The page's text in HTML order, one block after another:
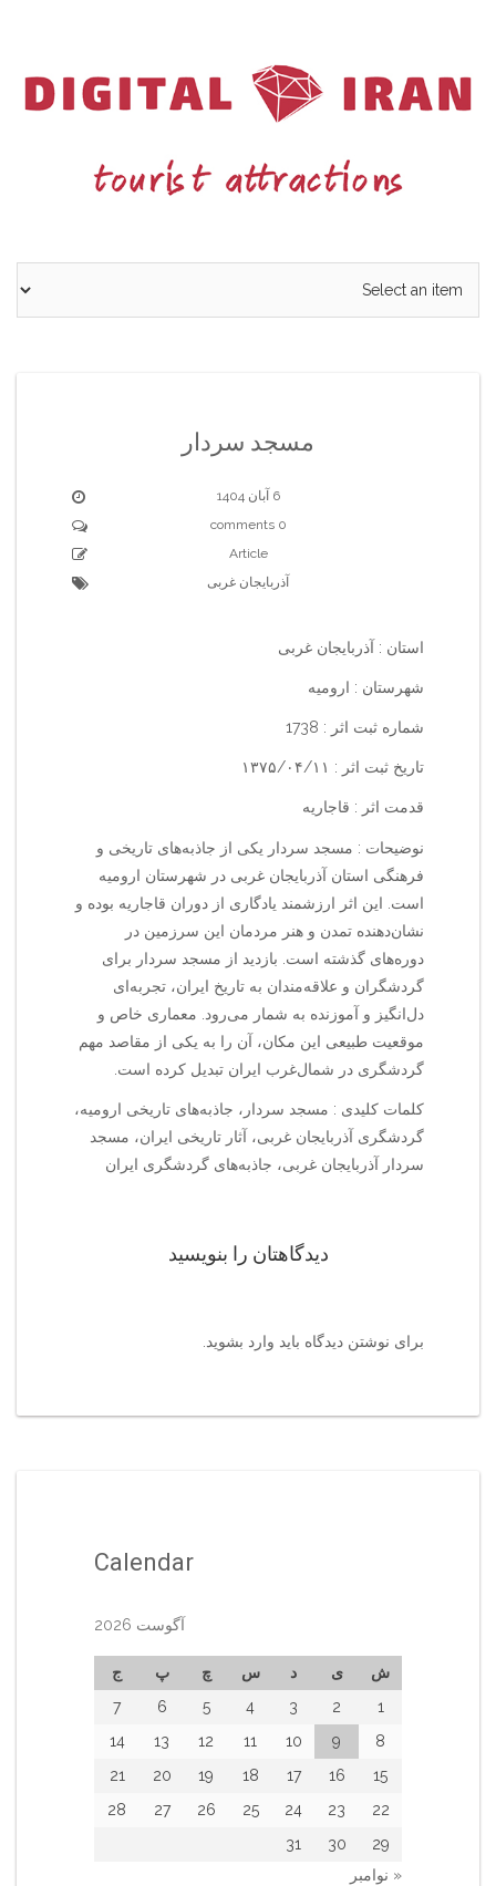
مسجد سردار
6 آبان 1404
0 comments
Article
آذربایجان غربی
استان : آذربایجان غربی
شهرستان : ارومیه
شماره ثبت اثر : 1738
تاریخ ثبت اثر : ۱۳۷۵/۰۴/۱۱
قدمت اثر : قاجاریه
نوضیحات : مسجد سردار یکی از جاذبه‌های تاریخی و
فرهنگی استان آذربایجان غربی در شهرستان ارومیه
است. این اثر ارزشمند یادگاری از دوران قاجاریه بوده و
نشان‌دهنده تمدن و هنر مردمان این سرزمین در
دوره‌های گذشته است. بازدید از مسجد سردار برای
گردشگران و علاقه‌مندان به تاریخ ایران، تجربه‌ای
دل‌انگیز و آموزنده به شمار می‌رود. معماری خاص و
موقعیت طبیعی این مکان، آن را به یکی از مقاصد مهم
گردشگری در شمال‌غرب ایران تبدیل کرده است.
کلمات کلیدی : مسجد سردار، جاذبه‌های تاریخی ارومیه،
گردشگری آذربایجان غربی، آثار تاریخی ایران، مسجد
سردار آذربایجان غربی، جاذبه‌های گردشگری ایران
دیدگاهتان را بنویسید
برای نوشتن دیدگاه باید وارد بشوید
Calendar
آگوست 2026
ش ی د س چ پ
ج
1
2
3
4
5
6
7
8
9
10
11
12
13
14
15
16
17
18
19
20
21
22
23
24
25
26
27
28
29
30
31
« نوامبر